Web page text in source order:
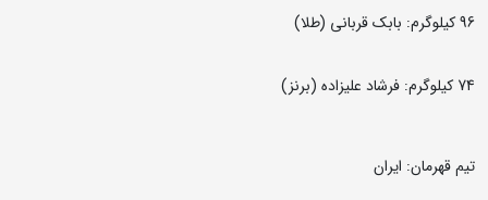
96 کیلوگرم:‌ بابک قربانی (طلا)
74 کیلوگرم: فرشاد علیزاده (برنز)
تیم قهرمان: ایران